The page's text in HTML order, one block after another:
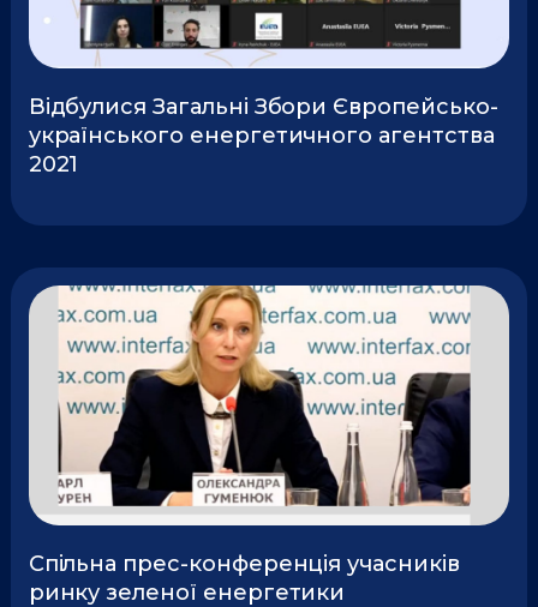
Відбулися Загальні Збори Європейсько-
українського енергетичного агентства
2021
Cпільна прес-конференція учасників
ринку зеленої енергетики